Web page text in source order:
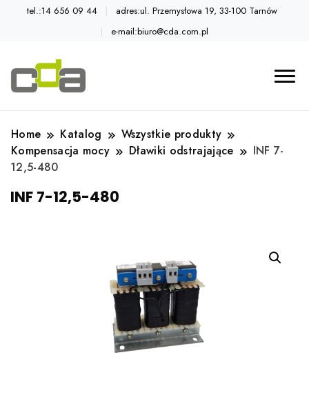
tel.:14 656 09 44
adres:ul. Przemysłowa 19, 33-100 Tarnów
e-mail:biuro@cda.com.pl
Home Katalog
Wszystkie produkty
Kompensacja mocy
Dławiki odstrajające
INF 7-
12,5-480
INF 7-12,5-480